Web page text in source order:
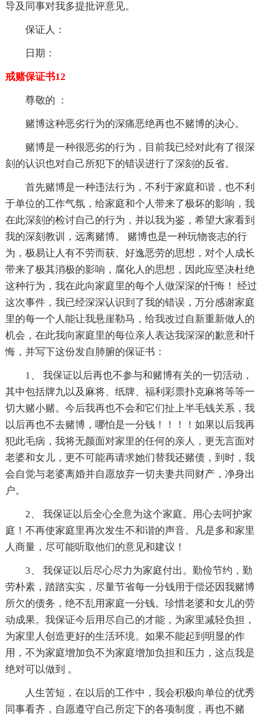
导及同事对我多提批评意见。
保证人：
日期：
戒赌保证书12
尊敬的 ：
赌博这种恶劣行为的深痛恶绝再也不赌博的决心。
赌博是一种很恶劣的行为，目前我已经对此有了很深
刻的认识也对自己所犯下的错误进行了深刻的反省。
首先赌博是一种违法行为，不利于家庭和谐，也不利
于单位的工作气氛，给家庭和个人带来了极坏的影响，我
在此深刻的检讨自己的行为，并以我为鉴，希望大家看到
我的深刻教训，远离赌博。 赌博也是一种玩物丧志的行
为，极易让人有不劳而获、好逸恶劳的思想，对个人成长
带来了极其消极的影响，腐化人的思想，因此应坚决杜绝
这种行为，我在此向家庭里的每个人做深深的忏悔！ 经过
这次事件，我已经深深认识到了我的错误，万分感谢家庭
里的每一个人能让我悬崖勒马，给我改过自新重新做人的
机会，在此我向家庭里的每位亲人表达我深深的歉意和忏
悔，并写下这份发自肺腑的保证书：
1、 我保证以后再也不参与和赌博有关的一切活动，
其中包括牌九以及麻将、纸牌、福利彩票扑克麻将等等一
切大赌小赌。今后我再也不会和它们扯上半毛钱关系，我
以后再也不去赌博，哪怕是一分钱！！！！如果以后我再
犯此毛病，我将无颜面对家里的任何的亲人，更无言面对
老婆和女儿，更不可能再请求她们替我还赌债，到时，我
会自觉与老婆离婚并自愿放弃一切夫妻共同财产，净身出
户。
2、 我保证以后全心全意为这个家庭。用心去呵护家
庭！不再使家庭里再次发生不和谐的声音。凡是多和家里
人商量，尽可能听取他们的意见和建议！
3、 我保证以后尽心尽力为家庭付出。勤俭节约，勤
劳朴素，踏踏实实，尽量节省每一分钱用于偿还因我赌博
所欠的债务，绝不乱用家庭一分钱。珍惜老婆和女儿的劳
动成果。我保证今后用尽自己的才能，为家里减轻负担，
为家里人创造更好的生活环境。如果不能起到明显的作
用，不为家庭增加负不为家庭增加负担和压力，这点我是
绝对可以做到 。
人生苦短，在以后的工作中，我会积极向单位的优秀
同事看齐，自愿遵守自己所定下的各项制度，再也不赌